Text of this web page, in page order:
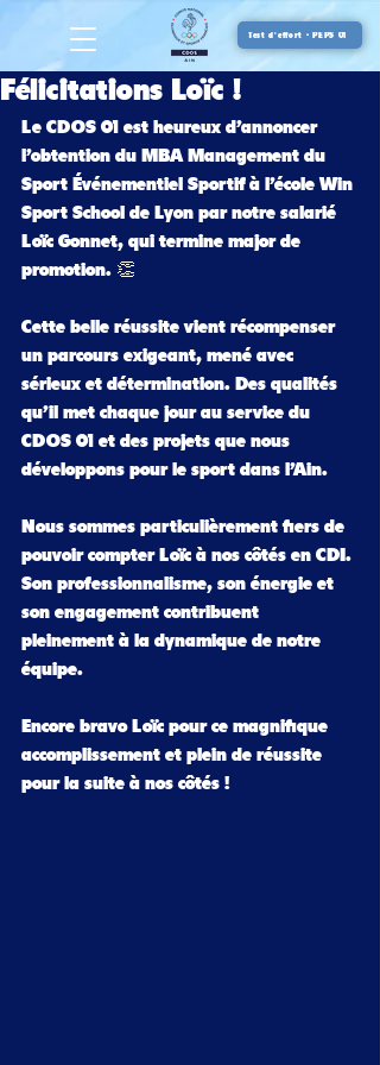
Test d'effort - PEPS 01
Félicitations Loïc !
Le CDOS 01 est heureux d’annoncer
l’obtention du MBA Management du
Sport Événementiel Sportif à l’école Win
Sport School de Lyon par notre salarié
Loïc Gonnet, qui termine major de
promotion. 👏
Cette belle réussite vient récompenser
un parcours exigeant, mené avec
sérieux et détermination. Des qualités
qu’il met chaque jour au service du
CDOS 01 et des projets que nous
développons pour le sport dans l’Ain.
Nous sommes particulièrement fiers de
pouvoir compter Loïc à nos côtés en CDI.
Son professionnalisme, son énergie et
son engagement contribuent
pleinement à la dynamique de notre
équipe.
Encore bravo Loïc pour ce magnifique
accomplissement et plein de réussite
pour la suite à nos côtés !